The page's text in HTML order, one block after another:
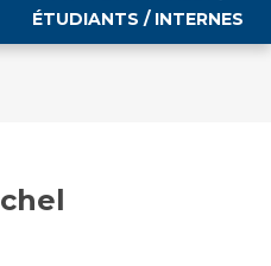
ÉTUDIANTS / INTERNES